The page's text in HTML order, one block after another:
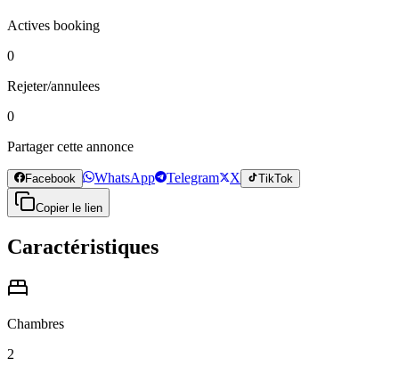
Actives booking
0
Rejeter/annulees
0
Partager cette annonce
Facebook WhatsApp Telegram X TikTok
Copier le lien
Caractéristiques
Chambres
2